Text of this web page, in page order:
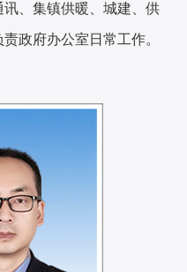
、集镇供暖、城建、供
政府办公室日常工作。